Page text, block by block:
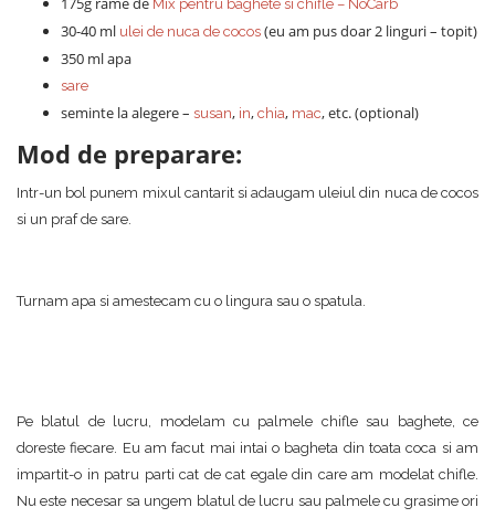
Mix pentru baghete si chifle – NoCarb
30-40 ml ulei de nuca de cocos (eu am pus doar 2 linguri – topit)
350 ml apa
sare
seminte la alegere – susan, in, chia, mac, etc. (optional)
Mod de preparare:
Intr-un bol punem mixul cantarit si adaugam uleiul din nuca de cocos
si un praf de sare.
Turnam apa si amestecam cu o lingura sau o spatula.
Pe blatul de lucru, modelam cu palmele chifle sau baghete, ce
doreste fiecare. Eu am facut mai intai o bagheta din toata coca si am
impartit-o in patru parti cat de cat egale din care am modelat chifle.
Nu este necesar sa ungem blatul de lucru sau palmele cu grasime ori